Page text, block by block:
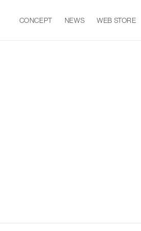
CONCEPT NEWS WEB STORE